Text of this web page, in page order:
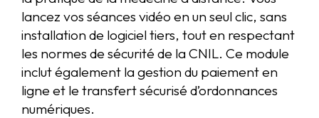
lancez vos séances vidéo en un seul clic, sans
installation de logiciel tiers, tout en respectant
les normes de sécurité de la CNIL. Ce module
inclut également la gestion du paiement en
ligne et le transfert sécurisé d’ordonnances
numériques.